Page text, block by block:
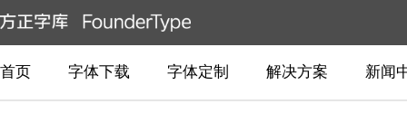
首页 字体下载 字体定制 解决方案 新闻